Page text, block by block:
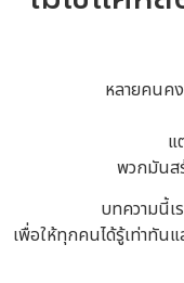
หลายคนค
แ
พวกมันส
บทความนี้เ
เพื่อให้ทุกคนได้รู้เท่าทัน